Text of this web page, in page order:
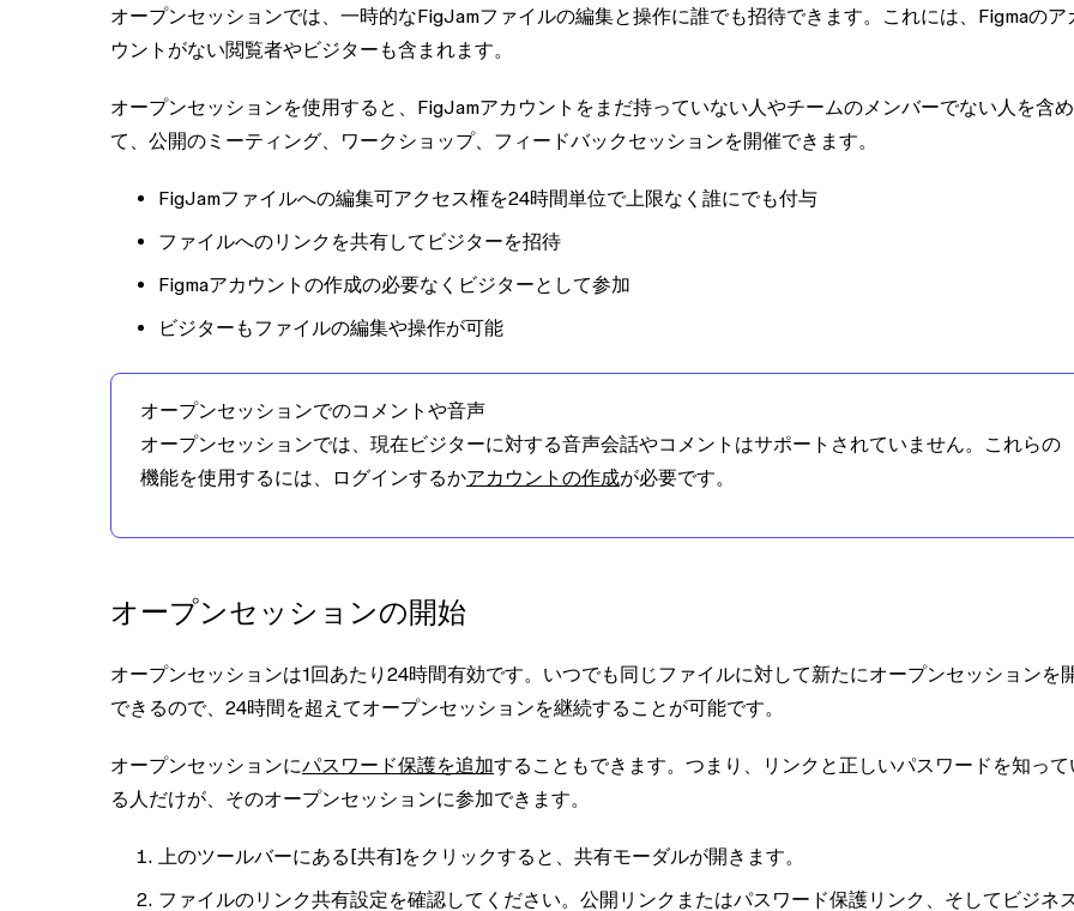
オープンセッションでは、一時的なFigJamファイルの編集と操作に誰でも招待できます。これには、Figmaのア
ウントがない閲覧者やビジターも含まれます。
オープンセッションを使用すると、FigJamアカウントをまだ持っていない人やチームのメンバーでない人を含め
て、公開のミーティング、ワークショップ、フィードバックセッションを開催できます。
FigJamファイルへの編集可アクセス権を24時間単位で上限なく誰にでも付与
ファイルへのリンクを共有してビジターを招待
Figmaアカウントの作成の必要なくビジターとして参加
ビジターもファイルの編集や操作が可能
オープンセッションでのコメントや音声
オープンセッションでは、現在ビジターに対する音声会話やコメントはサポートされていません。これらの
機能を使用するには、ログインするかアカウントの作成が必要です。
オープンセッションの開始
オープンセッションは1回あたり24時間有効です。いつでも同じファイルに対して新たにオープンセッションを
できるので、24時間を超えてオープンセッションを継続することが可能です。
オープンセッションにパスワード保護を追加することもできます。つまり、リンクと正しいパスワードを知って
る人だけが、そのオープンセッションに参加できます。
上のツールバーにある[共有]をクリックすると、共有モーダルが開きます。
ファイルのリンク共有設定を確認してください。公開リンクまたはパスワード保護リンク、そしてビジネ